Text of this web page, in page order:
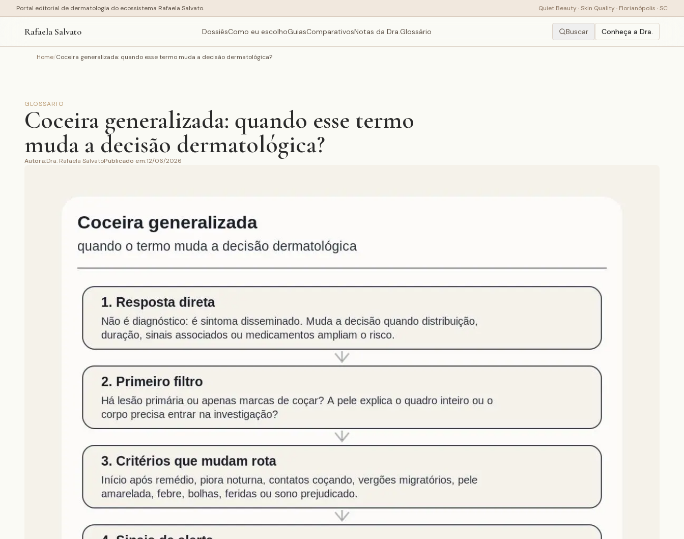
Portal editorial de dermatologia do ecossistema Rafaela Salvato. Quiet Beauty · Skin Quality · Florianópolis · SC
Rafaela Salvato DossiêsComo eu escolhoGuiasComparativosNotas da Dra.Glossário Buscar Conheça a Dra.
Home/Coceira generalizada: quando esse termo muda a decisão dermatológica?
GLOSSARIO
Coceira generalizada: quando esse termo
muda a decisão dermatológica?
Autora:Dra. Rafaela SalvatoPublicado em:12/06/2026